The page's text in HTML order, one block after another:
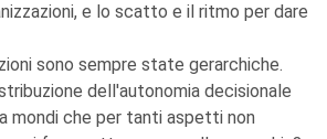
e lo scatto e il ritmo per dare
sono sempre state gerarchiche.
dell'autonomia decisionale
mondi che per tanti aspetti non